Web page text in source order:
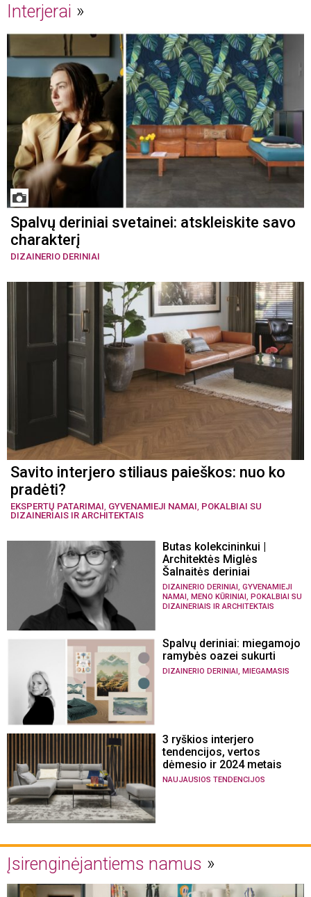
Interjerai
Spalvų deriniai svetainei: atskleiskite savo
charakterį
DIZAINERIO DERINIAI
Savito interjero stiliaus paieškos: nuo ko
pradėti?
EKSPERTŲ PATARIMAI, GYVENAMIEJI NAMAI, POKALBIAI SU
DIZAINERIAIS IR ARCHITEKTAIS
Butas kolekcininkui |
Architektės Miglės
Šalnaitės deriniai
DIZAINERIO DERINIAI , GYVENAMIEJI
NAMAI , MENO KŪRINIAI , POKALBIAI SU
DIZAINERIAIS IR ARCHITEKTAIS
Spalvų deriniai: miegamojo
ramybės oazei sukurti
DIZAINERIO DERINIAI MIEGAMASIS
3 ryškios interjero
tendencijos, vertos
dėmesio ir 2024 metais
NAUJAUSIOS TENDENCIJOS
Įsirenginėjantiems namus